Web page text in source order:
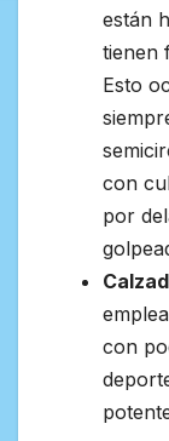
están
tienen
Esto
con
por
con